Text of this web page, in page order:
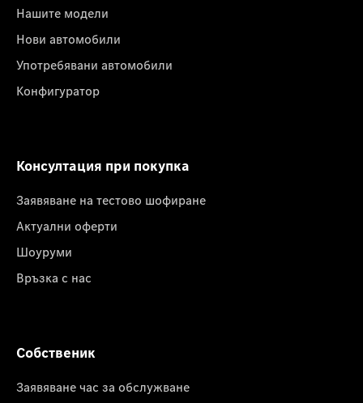
Нашите модели
Нови автомобили
Употребявани автомобили
Конфигуратор
Консултация при покупка
Заявяване на тестово шофиране
Актуални оферти
Шоуруми
Връзка с нас
Собственик
Заявяване час за обслужване